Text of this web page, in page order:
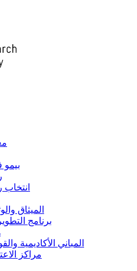
بيمو
الميثاق
برنامج
المباني الأكاديمية
مراكز